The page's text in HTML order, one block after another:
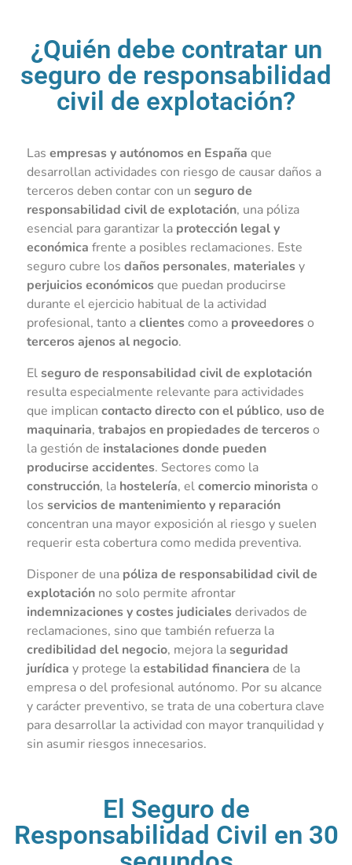
¿Quién debe contratar un
seguro de responsabilidad
civil de explotación?
Las empresas y autónomos en España que
desarrollan actividades con riesgo de causar daños a
terceros deben contar con un seguro de
responsabilidad civil de explotación, una póliza
esencial para garantizar la protección legal y
económica frente a posibles reclamaciones. Este
seguro cubre los daños personales, materialesy
perjuicios económicosque puedan producirse
durante el ejercicio habitual de la actividad
profesional, tanto aclientescomo a proveedoreso
terceros ajenos al negocio.
Elseguro de responsabilidad civil de explotación
resulta especialmente relevante para actividades
que implican contacto directo con el público, uso de
maquinaria, trabajos en propiedades de terceroso
la gestión de instalaciones donde pueden
producirse accidentes. Sectores como la
construcción, la hostelería, elcomercio minorista o
los servicios de mantenimiento y reparación
concentran una mayor exposición al riesgo y suelen
requerir esta cobertura como medida preventiva.
Disponer de una póliza de responsabilidad civil de
explotación no solo permite afrontar
indemnizaciones y costes judicialesderivados de
reclamaciones, sino que también refuerza la
credibilidad del negocio, mejora laseguridad
jurídica y protege laestabilidad financiera de la
empresa o del profesional autónomo. Por su alcance
y carácter preventivo, se trata de una cobertura clave
para desarrollar la actividad con mayor tranquilidad y
sin asumir riesgos innecesarios.
El Seguro de
Responsabilidad Civil en 30